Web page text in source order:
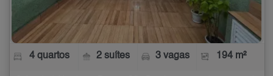
4 quartos 2 suítes 3 vagas 194 m²